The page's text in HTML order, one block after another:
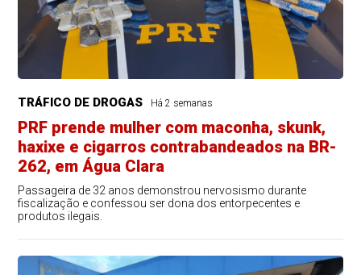
TRÁFICO DE DROGAS Há 2 semanas
PRF prende mulher com maconha, skunk,
haxixe e cigarros contrabandeados na BR-
262, em Água Clara
Passageira de 32 anos demonstrou nervosismo durante
fiscalização e confessou ser dona dos entorpecentes e
produtos ilegais.